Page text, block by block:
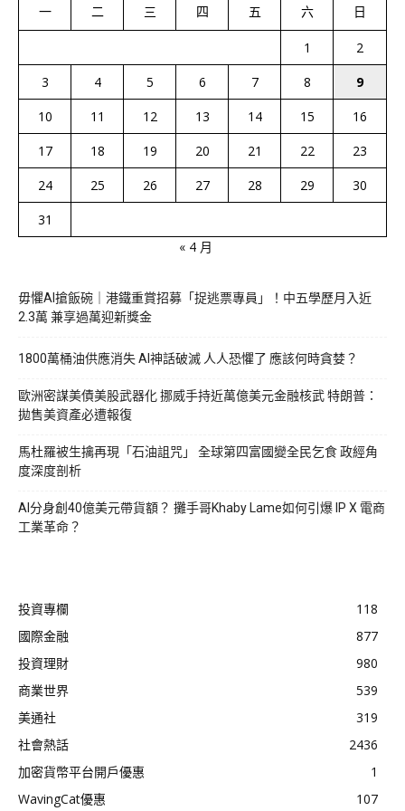
一 二 三 四 五 六 日
1
2
3
4 5 6 7 8
9
10
11 12 13 14 15
16
17
18 19 20 21 22
23
24
25 26 27 28 29
30
31
« 4 月
毋懼AI搶飯碗｜港鐵重賞招募「捉逃票專員」！中五學歷月入近
2.3萬 兼享過萬迎新獎金
1800萬桶油供應消失 AI神話破滅 人人恐懼了 應該何時貪婪？
歐洲密謀美債美股武器化 挪威手持近萬億美元金融核武 特朗普：
拋售美資產必遭報復
馬杜羅被生擒再現「石油詛咒」 全球第四富國變全民乞食 政經角
度深度剖析
AI分身創40億美元帶貨額？ 攤手哥Khaby Lame如何引爆 IP X 電商
工業革命？
投資專欄
118
國際金融
877
投資理財
980
商業世界
539
美通社
319
社會熱話
2436
加密貨幣平台開戶優惠
1
WavingCat優惠
107